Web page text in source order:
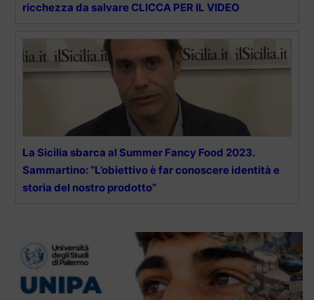
ricchezza da salvare CLICCA PER IL VIDEO
La Sicilia sbarca al Summer Fancy Food 2023.
Sammartino: “L’obiettivo è far conoscere identità e
storia del nostro prodotto”